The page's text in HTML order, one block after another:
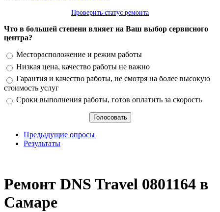
Проверить статус ремонта
Что в большей степени влияет на Ваш выбор сервисного
центра?
Варианты
Месторасположение и режим работы
Низкая цена, качество работы не важно
Гарантия и качество работы, не смотря на более высокую
стоимость услуг
Сроки выполнения работы, готов оплатить за скорость
Предыдущие опросы
Результаты
Ремонт DNS Travel 0801164 в
Самаре